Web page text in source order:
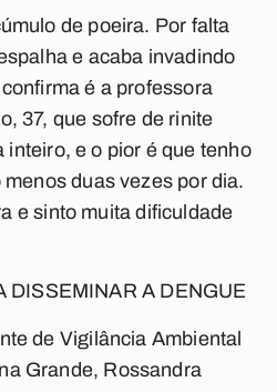
de poeira. Por falta
e acaba invadindo
é a professora
37, que sofre de rinite
inteiro, e o pior é que tenho
duas vezes por dia.
e sinto muita dificuldade
DISSEMINAR A DENGUE
de Vigilância Ambiental
Grande, Rossandra